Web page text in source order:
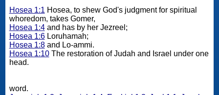
Hosea 1:1 Hosea, to shew God's judgment for spiritual
whoredom, takes Gomer,
Hosea 1:4and has by her Jezreel;
Hosea 1:6Loruhamah;
Hosea 1:8and Lo-ammi.
Hosea 1:10The restoration of Judah and Israel under one
head.
word.